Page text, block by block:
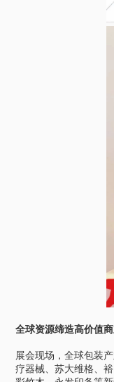
全球资源缔造高价值
展会现场，全球包装
疗器械、苏大维格、